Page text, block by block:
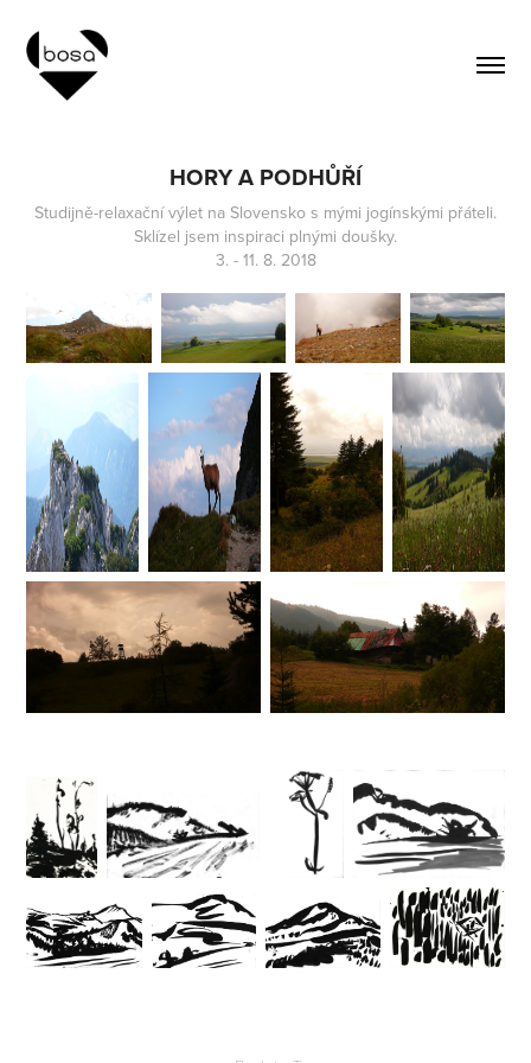
HORY A PODHŮŘÍ
Studijně-relaxační výlet na Slovensko s mými jogínskými přáteli.
Sklízel jsem inspiraci plnými doušky.
3. - 11. 8. 2018